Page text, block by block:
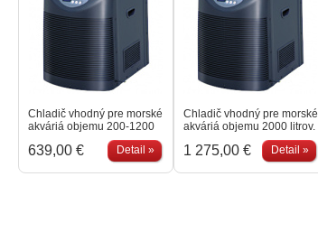
Chladič vhodný pre morské
akváriá objemu 200-1200
litrov. Robustné šasi s
atraktívnym designom.
Nízka úroveň hluku,
digitálna kontrola teploty.
639,00 € Detail »
Chladič vhodný pre morské
akváriá objemu 2000 litrov.
atraktívnym designom.
Nízka úroveň hluku,
digitálna kontrola teploty.
1 275,00 € Detail »